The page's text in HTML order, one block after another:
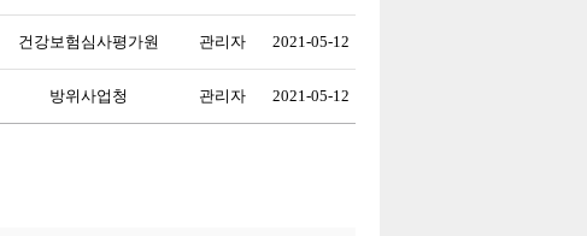
건강보험심사평가원 관리자 2021-05-12
방위사업청 관리자 2021-05-12